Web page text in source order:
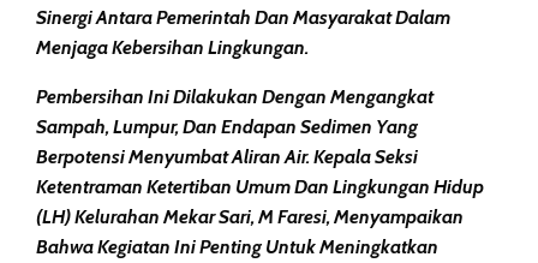
Sinergi Antara Pemerintah Dan Masyarakat Dalam
Menjaga Kebersihan Lingkungan.
Pembersihan Ini Dilakukan Dengan Mengangkat
Sampah, Lumpur, Dan Endapan Sedimen Yang
Berpotensi Menyumbat Aliran Air. Kepala Seksi
Ketentraman Ketertiban Umum Dan Lingkungan Hidup
(LH) Kelurahan Mekar Sari, M Faresi, Menyampaikan
Bahwa Kegiatan Ini Penting Untuk Meningkatkan